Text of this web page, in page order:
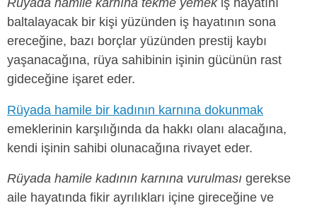
Rüyada hamile karnına tekme yemekiş hayatını
baltalayacak bir kişi yüzünden iş hayatının sona
ereceğine, bazı borçlar yüzünden prestij kaybı
yaşanacağına, rüya sahibinin işinin gücünün rast
gideceğine işaret eder.
Rüyada hamile bir kadının karnına dokunmak
emeklerinin karşılığında da hakkı olanı alacağına,
kendi işinin sahibi olunacağına rivayet eder.
Rüyada hamile kadının karnına vurulması gerekse
aile hayatında fikir ayrılıkları içine gireceğine ve